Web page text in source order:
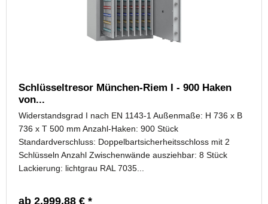
Schlüsseltresor München-Riem I - 900 Haken
von...
Widerstandsgrad I nach EN 1143-1 Außenmaße: H 736 x B
736 x T 500 mm Anzahl-Haken: 900 Stück
Standardverschluss: Doppelbartsicherheitsschloss mit 2
Schlüsseln Anzahl Zwischenwände ausziehbar: 8 Stück
Lackierung: lichtgrau RAL 7035...
ab 2.999,88 € *